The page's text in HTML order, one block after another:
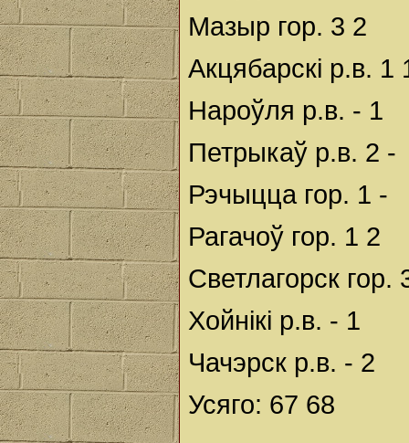
Мазыр гор. 3 2
Акцябарскі р.в. 1
Нароўля р.в. - 1
Петрыкаў р.в. 2 -
Рэчыцца гор. 1 -
Рагачоў гор. 1 2
Светлагорск гор.
Хойнікі р.в. - 1
Чачэрск р.в. - 2
Усяго: 67 68